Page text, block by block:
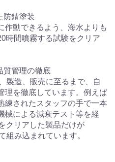
防錆塗装
作動できるよう、海水よりも
時間噴霧する試験をクリア
質管理の徹底
製造、販売に至るまで、自
理を徹底しています。例えば
練されたスタッフの手で一本
械による減衰テスト等を経
クリアした製品だけが
組み込まれています。